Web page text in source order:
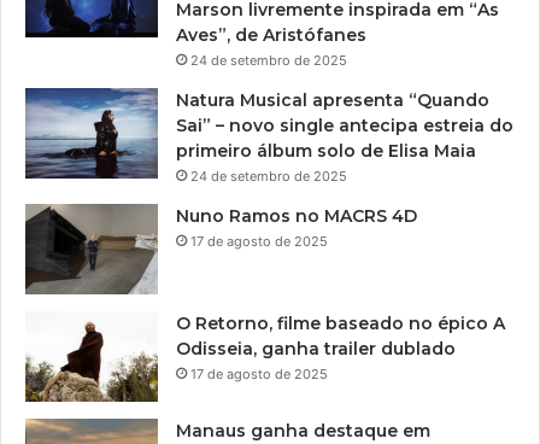
Marson livremente inspirada em “As
Aves”, de Aristófanes
24 de setembro de 2025
Natura Musical apresenta “Quando
Sai” – novo single antecipa estreia do
primeiro álbum solo de Elisa Maia
24 de setembro de 2025
Nuno Ramos no MACRS 4D
17 de agosto de 2025
O Retorno, filme baseado no épico A
Odisseia, ganha trailer dublado
17 de agosto de 2025
Manaus ganha destaque em